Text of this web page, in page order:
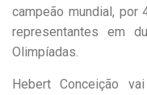
campeão mundial,
representantes em
Olimpíadas.
Hebert Conceição